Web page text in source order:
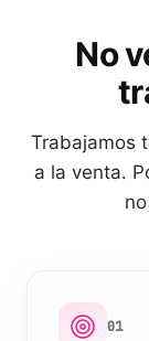
No
Trabajamos
a la venta.
01